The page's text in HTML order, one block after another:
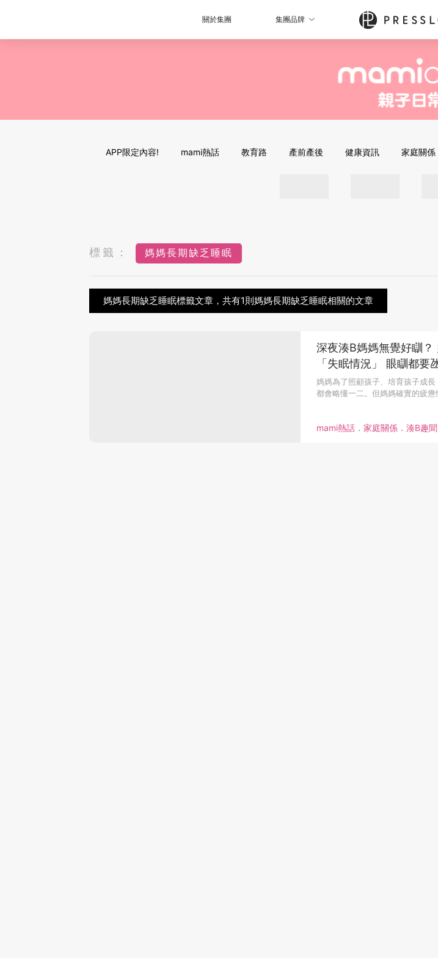
關於集團 集團品牌
APP限定內容! mami熱話 教育路 產前產後 健康資訊 家庭關係
標籤： 媽媽長期缺乏睡眠
媽媽長期缺乏睡眠標籤文章，共有1則媽媽長期缺乏睡眠相關的文章
mami熱話．家庭關係．湊B趣聞
深夜湊B媽媽無覺好瞓？
「失眠情況」 眼瞓都要
媽媽為了照顧孩子、培育孩子成
都會略懂一二。但媽媽確實的疲憊